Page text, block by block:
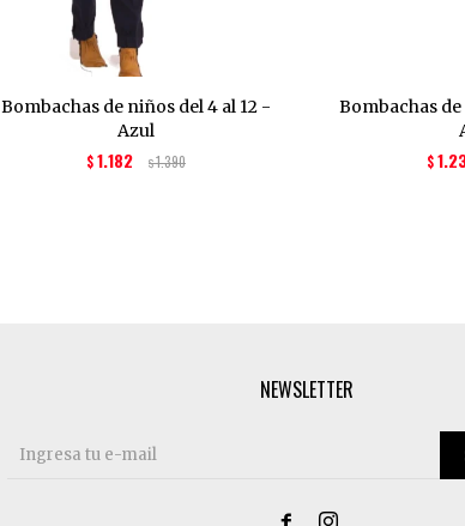
Bombachas de niños del 4 al 12 -
Azul
$1.182 $1.390
Bombachas
$
NEWSLETTER
 